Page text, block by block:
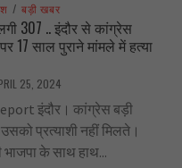
/ बड़ी खबर
307 .. इंदौर से कांग्रेस
17 साल पुराने मांमले में हत्या
25, 2024
इंदौर। कांग्रेस बड़ी
प्रत्याशी नहीं मिलते।
के साथ हाथ...